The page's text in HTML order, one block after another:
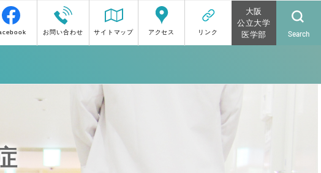
大阪
公立大学
医学部
Search
お問い合わせ サイトマップ アクセス リンク